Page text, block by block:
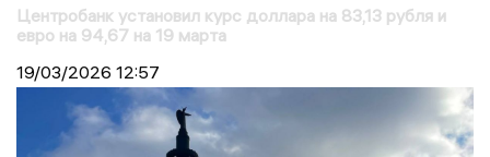
Центробанк установил курс доллара на 83,13 рубля и
евро на 94,67 на 19 марта
19/03/2026 12:57